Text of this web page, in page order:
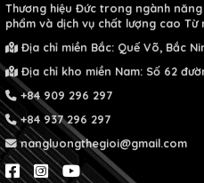
Thương hiệu Đức trong ngành
phẩm và dịch vụ chất lượng cao Từ
Địa chỉ miền Bắc: Quế Võ, Bắc
Địa chỉ kho miền Nam: Số 62
+84 909 296 297
+84 937 296 297
nangluongthegioi@gmail.com